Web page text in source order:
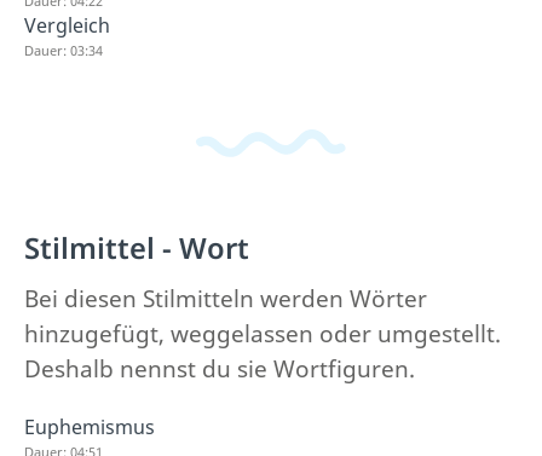
Vergleich
Dauer: 03:34
Stilmittel - Wort
Bei diesen Stilmitteln werden Wörter
hinzugefügt, weggelassen oder umgestellt.
Deshalb nennst du sie Wortfiguren.
Euphemismus
Dauer: 04:51